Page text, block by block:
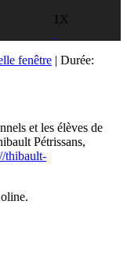
1X
fenêtre | Durée:
et les élèves de
Pétrissans,
thibault-